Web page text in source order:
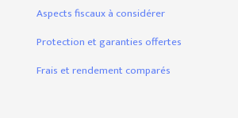
Aspects fiscaux à considérer
Protection et garanties offertes
Frais et rendement comparés